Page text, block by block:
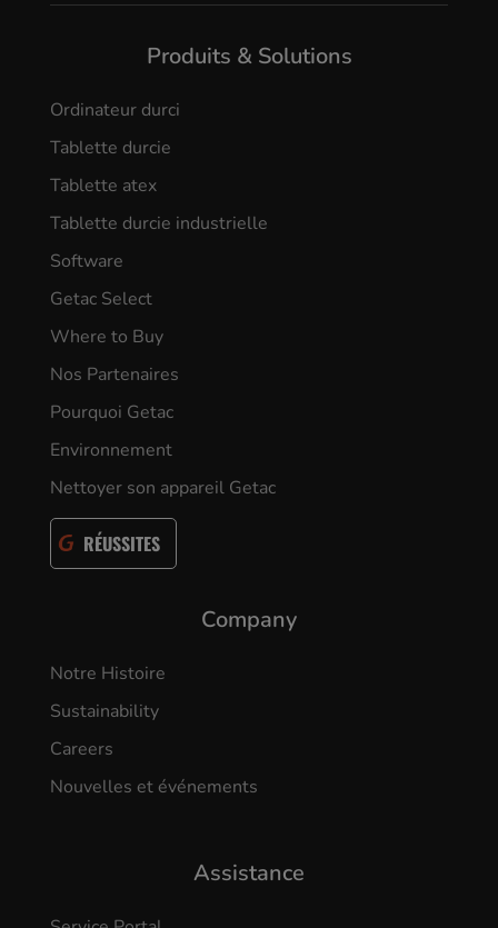
Produits & Solutions
Ordinateur durci
Tablette durcie
Tablette atex
Tablette durcie industrielle
Software
Getac Select
Where to Buy
Nos Partenaires
Pourquoi Getac
Environnement
Nettoyer son appareil Getac
RÉUSSITES
Company
Notre Histoire
Sustainability
Careers
Nouvelles et événements
Assistance